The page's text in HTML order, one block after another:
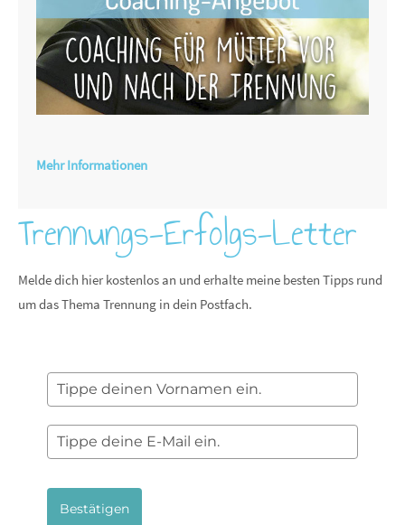
Mehr Informationen
Trennungs-Erfolgs-Letter
Melde dich hier kostenlos an und erhalte meine besten Tipps rund
um das Thema Trennung in dein Postfach.
Bestätigen